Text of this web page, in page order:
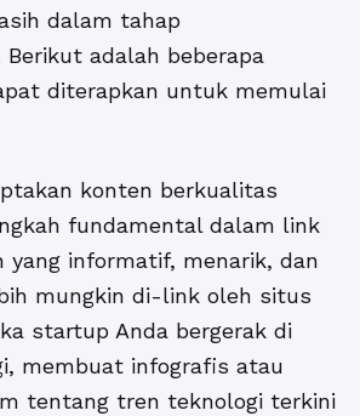
dalam tahap
Berikut adalah beberapa
diterapkan untuk memulai
konten berkualitas
fundamental dalam link
yang informatif, menarik, dan
mungkin di-link oleh situs
startup Anda bergerak di
membuat infografis atau
tentang tren teknologi terkini